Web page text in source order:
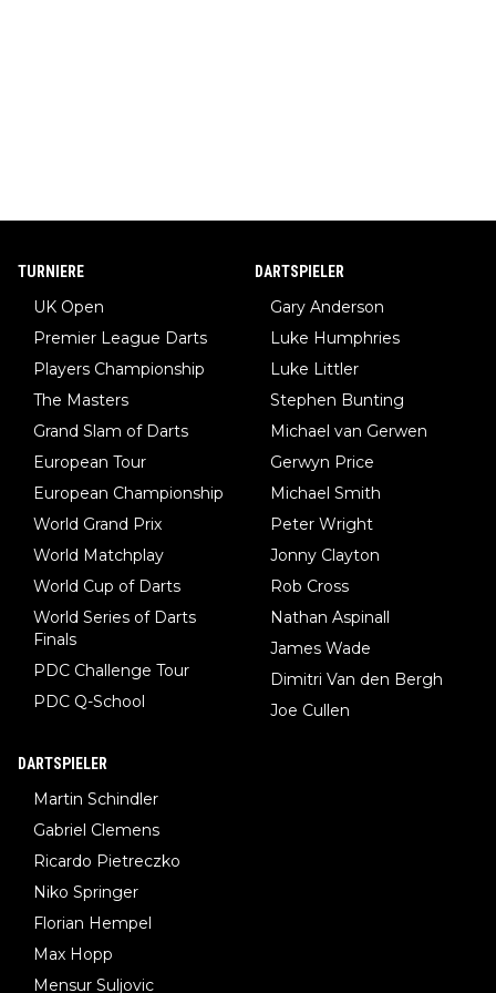
TURNIERE
UK Open
Premier League Darts
Players Championship
The Masters
Grand Slam of Darts
European Tour
European Championship
World Grand Prix
World Matchplay
World Cup of Darts
World Series of Darts
Finals
PDC Challenge Tour
PDC Q-School
DARTSPIELER
Gary Anderson
Luke Humphries
Luke Littler
Stephen Bunting
Michael van Gerwen
Gerwyn Price
Michael Smith
Peter Wright
Jonny Clayton
Rob Cross
Nathan Aspinall
James Wade
Dimitri Van den Bergh
Joe Cullen
DARTSPIELER
Martin Schindler
Gabriel Clemens
Ricardo Pietreczko
Niko Springer
Florian Hempel
Max Hopp
Mensur Suljovic